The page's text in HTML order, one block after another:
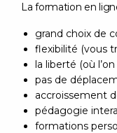
La formation en
grand choix de
flexibilité (vous
la liberté (où
pas de
accroissement
pédagogie
formations